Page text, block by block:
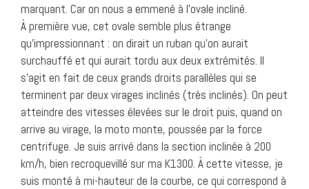
marquant. Car on nous a emmené à l’ovale incliné.
À première vue, cet ovale semble plus étrange
qu’impressionnant : on dirait un ruban qu’on aurait
surchauffé et qui aurait tordu aux deux extrémités. Il
s’agit en fait de ceux grands droits parallèles qui se
terminent par deux virages inclinés (très inclinés). On peut
atteindre des vitesses élevées sur le droit puis, quand on
arrive au virage, la moto monte, poussée par la force
centrifuge. Je suis arrivé dans la section inclinée à 200
km/h, bien recroquevillé sur ma K1300. À cette vitesse, je
suis monté à mi-hauteur de la courbe, ce qui correspond à